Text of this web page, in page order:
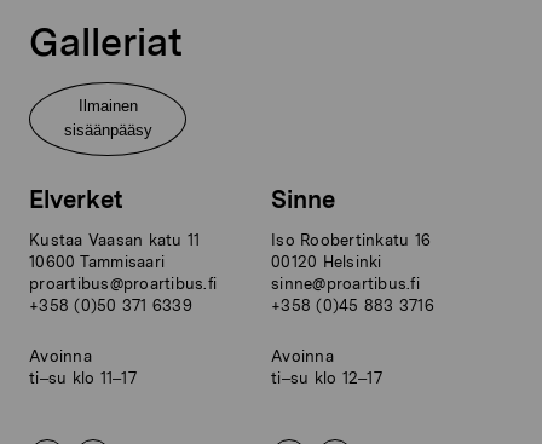
Galleriat
Ilmainen
sisäänpääsy
Elverket
Kustaa Vaasan katu 11
10600 Tammisaari
proartibus@proartibus.fi
+358 (0)50 371 6339
Avoinna
ti–su klo 11–17
Sinne
Iso Roobertinkatu 16
00120 Helsinki
sinne@proartibus.fi
+358 (0)45 883 3716
Avoinna
ti–su klo 12–17